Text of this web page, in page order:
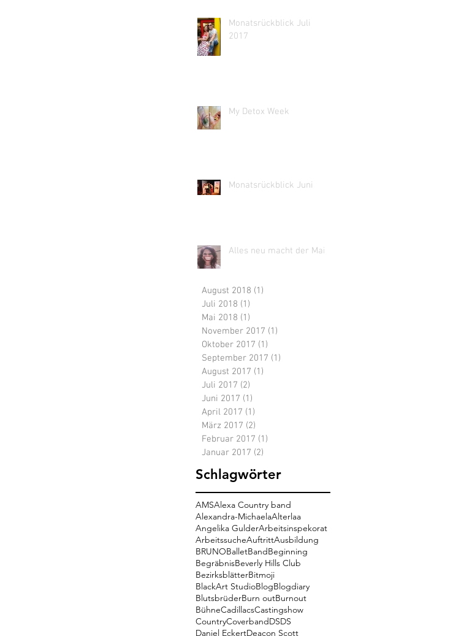
August 2018 (1)
Juli 2018 (1)
Mai 2018 (1)
November 2017 (1)
Oktober 2017 (1)
September 2017 (1)
August 2017 (1)
Juli 2017 (2)
Juni 2017 (1)
April 2017 (1)
März 2017 (2)
Februar 2017 (1)
Januar 2017 (2)
Monatsrückblick Juli
2017
My Detox Week
Monatsrückblick Juni
Alles neu macht der Mai!
Schlagwörter
AMSAlexa Country band
Alexandra-MichaelaAlterlaa
Angelika GulderArbeitsinspekorat
ArbeitssucheAuftrittAusbildung
BRUNOBalletBandBeginning
BegräbnisBeverly Hills Club
BezirksblätterBitmoji
BlackArt StudioBlogBlogdiary
BlutsbrüderBurn outBurnout
BühneCadillacsCastingshow
CountryCoverbandDSDS
Daniel EckertDeacon Scott